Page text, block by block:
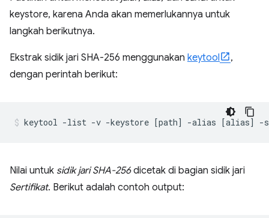
keystore, karena Anda akan memerlukannya untuk
langkah berikutnya.
Ekstrak sidik jari SHA-256 menggunakan keytool
,
dengan perintah berikut:
Nilai untuk sidik jari SHA-256dicetak di bagian sidik jari
Sertifikat. Berikut adalah contoh output: